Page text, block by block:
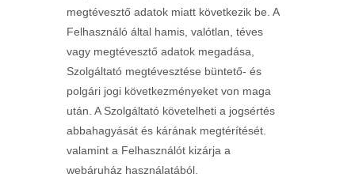
megtévesztő adatok miatt következik be. A
Felhasználó által hamis, valótlan, téves
vagy megtévesztő adatok megadása,
Szolgáltató megtévesztése büntető- és
polgári jogi következményeket von maga
után. A Szolgáltató követelheti a jogsértés
abbahagyását és kárának megtérítését.
valamint a Felhasználót kizárja a
webáruház használatából.